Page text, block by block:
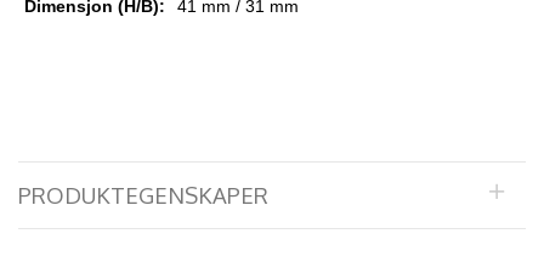
Dimensjon (H/B): 41 mm / 31 mm
PRODUKTEGENSKAPER